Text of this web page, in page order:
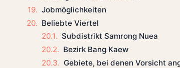
Jobmöglichkeiten
Beliebte Viertel
Subdistrikt Samrong Nuea
Bezirk Bang Kaew
Gebiete, bei denen Vorsicht